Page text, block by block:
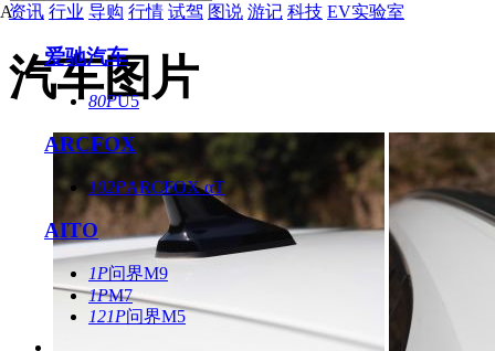
资讯 行业 导购 行情 试驾 图说 游记 科技 EV实验室
汽车图片
A
爱驰汽车
80PU5
ARCFOX
102PARCFOX αT
AITO
1P问界M9
1PM7
121P问界M5